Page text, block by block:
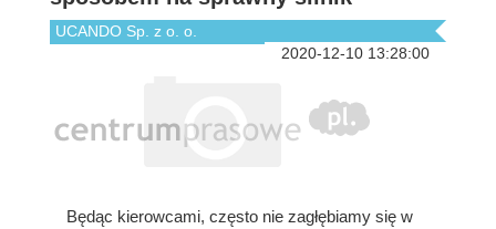
UCANDO Sp. z o. o.
2020-12-10 13:28:00
Będąc kierowcami, często nie zagłębiamy się w